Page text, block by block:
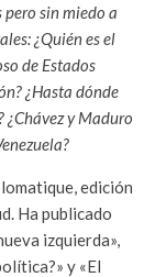
sin miedo a
¿Quién es el
de Estados
¿Hasta dónde
¿Chávez y Maduro
edición
Ha publicado
izquierda»,
y «El